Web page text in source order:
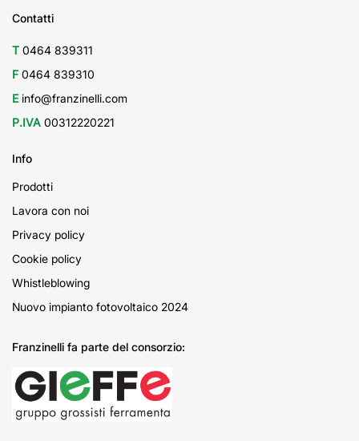
Contatti
T 0464 839311
F 0464 839310
E info@franzinelli.com
P.IVA 00312220221
Info
Prodotti
Lavora con noi
Privacy policy
Cookie policy
Whistleblowing
Nuovo impianto fotovoltaico 2024
Franzinelli fa parte del consorzio: